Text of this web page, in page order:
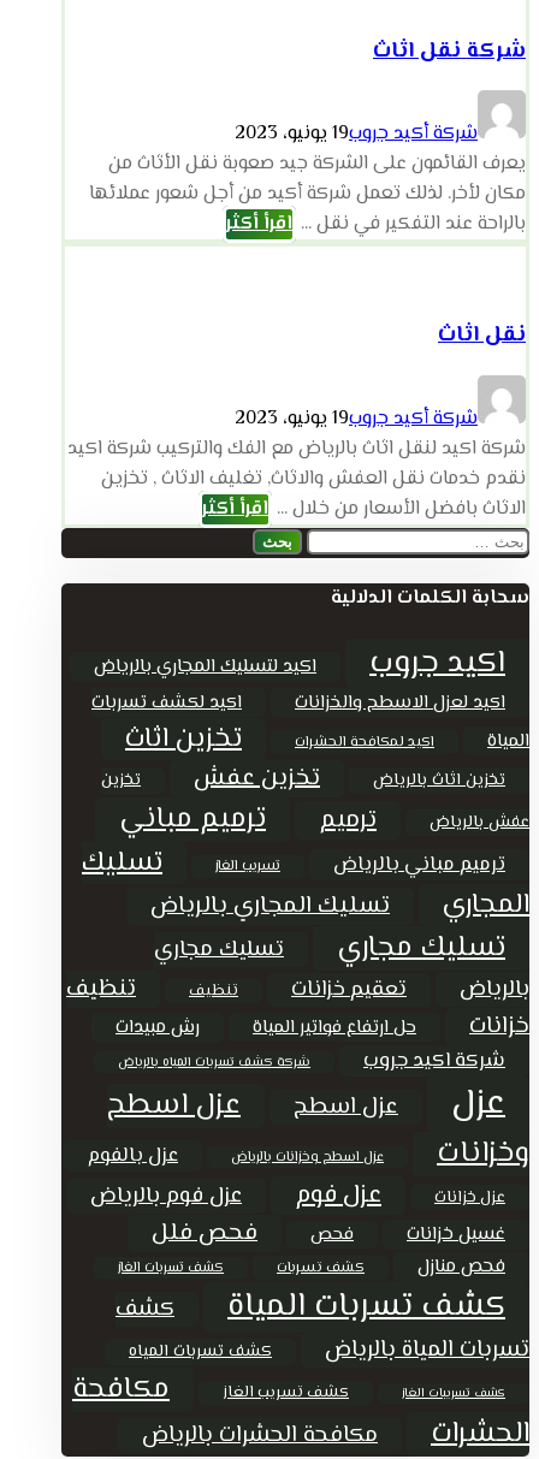
شركة نقل اثاث
شركة أكيد جروب19 يونيو، 2023
يعرف القائمون على الشركة جيد صعوبة نقل الأثاث من
مكان لأخر. لذلك تعمل شركة أكيد من أجل شعور عملائها
بالراحة عند التفكير في نقل ... اقرأ أكثر
نقل اثاث
شركة أكيد جروب19 يونيو، 2023
شركة اكيد لنقل اثاث بالرياض مع الفك والتركيب شركة اكيد
نقدم خدمات نقل العفش والاثاث, تغليف الاثاث , تخزين
الاثاث بافضل الأسعار من خلال ... اقرأ أكثر
البحث
سحابة الكلمات الدلالية
اكيد جروب اكيد لتسليك المجاري بالرياض
اكيد لعزل الاسطح والخزانات
اكيد لكشف تسربات
المياة
اكيد لمكافحة الحشرات تخزين اثاث
تخزين اثاث بالرياض تخزين عفش
تخزين
عفش بالرياض
ترميم ترميم مباني
ترميم مباني بالرياض تسريب الغاز
تسليك
المجاري
تسليك المجاري بالرياض
تسليك مجاري
تسليك مجاري
بالرياض
تعقيم خزانات تنظيف
تنظيف
خزانات
حل ارتفاع فواتير المياة رش مبيدات
شركة اكيد جروب شركة كشف تسربات المياه بالرياض
عزل عزل اسطح
عزل اسطح
وخزانات
عزل اسطح وخزانات بالرياض عزل بالفوم
عزل خزانات عزل فوم عزل فوم بالرياض
غسيل خزانات فحص فحص فلل
فحص منازل كشف تسربات كشف تسربات الغاز
كشف تسربات المياة
كشف
تسربات المياة بالرياض
كشف تسربات المياه
كشف تسريبات الغاز كشف تسريب الغاز
مكافحة
الحشرات
مكافحة الحشرات بالرياض